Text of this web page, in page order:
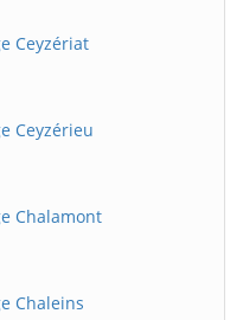
Ceyzériat
Ceyzérieu
Chalamont
Chaleins